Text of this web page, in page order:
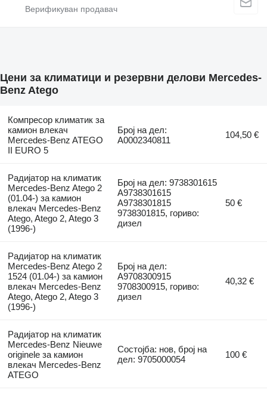
Цени за климатици и резервни делови Mercedes-
Benz Atego
Компресор климатик за
камион влекач
Mercedes-Benz ATEGO
II EURO 5
Број на дел:
A0002340811
104,50 €
Радијатор на климатик
Mercedes-Benz Atego 2
(01.04-) за камион
влекач Mercedes-Benz
Atego, Atego 2, Atego 3
(1996-)
Број на дел: 9738301615
A9738301615
A9738301815
9738301815, гориво:
дизел
50 €
Радијатор на климатик
Mercedes-Benz Atego 2
1524 (01.04-) за камион
влекач Mercedes-Benz
Atego, Atego 2, Atego 3
(1996-)
Број на дел:
A9708300915
9708300915, гориво:
дизел
40,32 €
Радијатор на климатик
Mercedes-Benz Nieuwe
originele за камион
влекач Mercedes-Benz
ATEGO
Состојба: нов, број на
дел: 9705000054
100 €